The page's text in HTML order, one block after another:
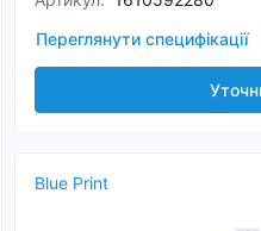
Переглянути специфікації
Blue Print